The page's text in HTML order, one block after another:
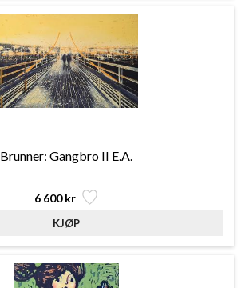
Brunner: Gangbro II E.A.
6 600 kr